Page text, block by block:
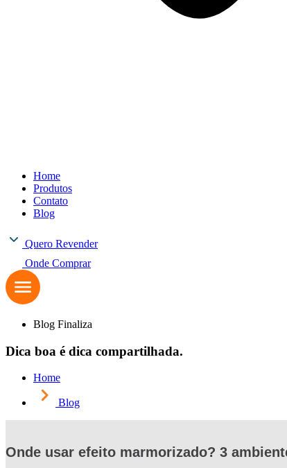
Home
Produtos
Contato
Blog
Quero Revender
Onde Comprar
Blog Finaliza
Dica boa é dica compartilhada.
Home
Blog
Onde usar efeito marmorizado? 3